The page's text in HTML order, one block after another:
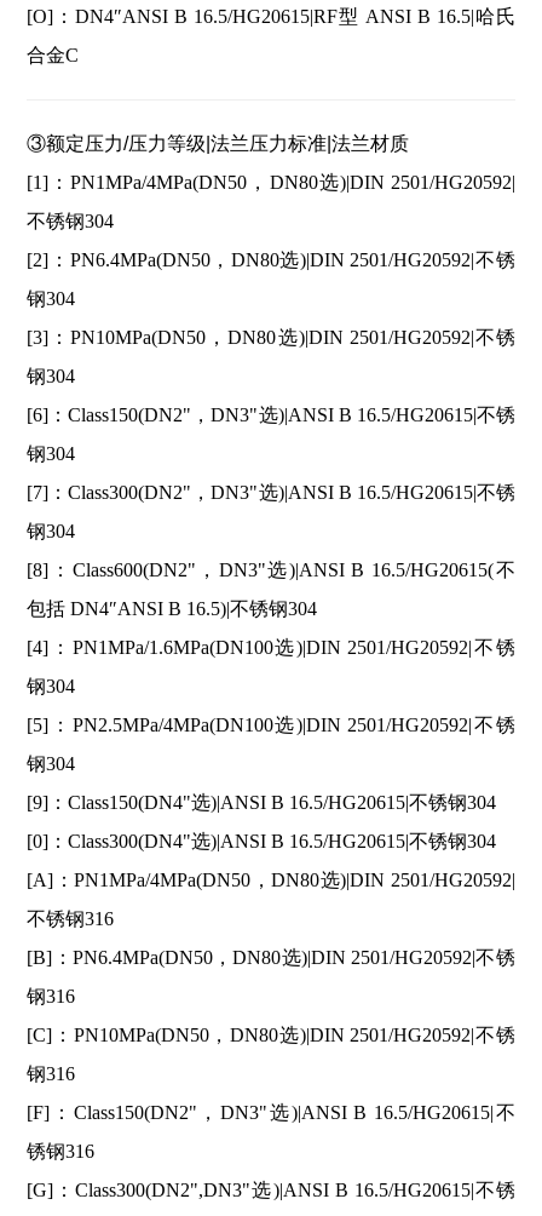
[O]：DN4″ANSI B 16.5/HG20615|RF型 ANSI B 16.5|哈氏
合金C
③额定压力/压力等级|法兰压力标准|法兰材质
[1]：PN1MPa/4MPa(DN50，DN80选)|DIN 2501/HG20592|
不锈钢304
[2]：PN6.4MPa(DN50，DN80选)|DIN 2501/HG20592|不锈
钢304
[3]：PN10MPa(DN50，DN80选)|DIN 2501/HG20592|不锈
钢304
[6]：Class150(DN2"，DN3"选)|ANSI B 16.5/HG20615|不锈
钢304
[7]：Class300(DN2"，DN3"选)|ANSI B 16.5/HG20615|不锈
钢304
[8]：Class600(DN2"，DN3"选)|ANSI B 16.5/HG20615(不
包括 DN4″ANSI B 16.5)|不锈钢304
[4]：PN1MPa/1.6MPa(DN100选)|DIN 2501/HG20592|不锈
钢304
[5]：PN2.5MPa/4MPa(DN100选)|DIN 2501/HG20592|不锈
钢304
[9]：Class150(DN4"选)|ANSI B 16.5/HG20615|不锈钢304
[0]：Class300(DN4"选)|ANSI B 16.5/HG20615|不锈钢304
[A]：PN1MPa/4MPa(DN50，DN80选)|DIN 2501/HG20592|
不锈钢316
[B]：PN6.4MPa(DN50，DN80选)|DIN 2501/HG20592|不锈
钢316
[C]：PN10MPa(DN50，DN80选)|DIN 2501/HG20592|不锈
钢316
[F]：Class150(DN2"，DN3"选)|ANSI B 16.5/HG20615|不
锈钢316
[G]：Class300(DN2",DN3"选)|ANSI B 16.5/HG20615|不锈